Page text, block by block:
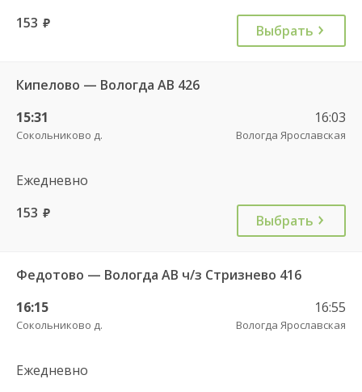
153 руб. Выбрать
Кипелово — Вологда АВ 426
15:31
Сокольниково д.
16:03
Вологда Ярославская
Ежедневно
153 руб. Выбрать
Федотово — Вологда АВ ч/з Стризнево 416
16:15
Сокольниково д.
16:55
Вологда Ярославская
Ежедневно